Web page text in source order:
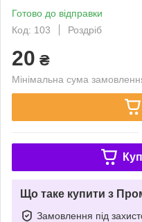
Готово до відправки
Код: 103
Роздріб
20 ₴
Мінімальна сума
Що таке купити з
Замовлення під